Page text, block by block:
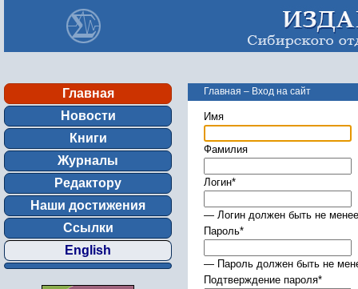
Главная
Новости
Книги
Журналы
Редактору
Наши достижения
Ссылки
English
Главная – Вход на сайт
Имя
Фамилия
Логин*
— Логин должен быть не
Пароль*
— Пароль должен быть не
Подтверждение пароля*